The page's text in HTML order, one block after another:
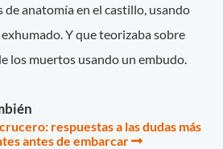
anatomía en el castillo, usando
Y que teorizaba sobre
los muertos usando un embudo.
respuestas a las dudas más
antes de embarcar